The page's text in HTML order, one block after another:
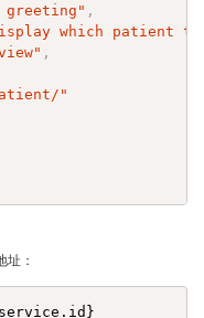
greeting" ,
which patient
,
"
址：